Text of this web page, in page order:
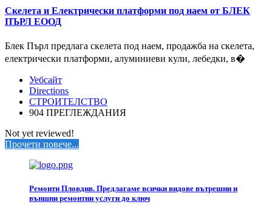
Скелета и Електрически платформи под наем от БЛЕК
ПЪРЛ ЕООД
Блек Пърл предлага скелета под наем, продажба на скелета,
електрически платформи, алуминиеви кули, лебедки, в�
Уебсайт
Directions
СТРОИТЕЛСТВО
904 ПРЕГЛЕЖДАНИЯ
Not yet reviewed!
Прочети повече...
Ремонти Пловдив. Предлагаме всички видове вътрешни и
външни ремонтни услуги до ключ